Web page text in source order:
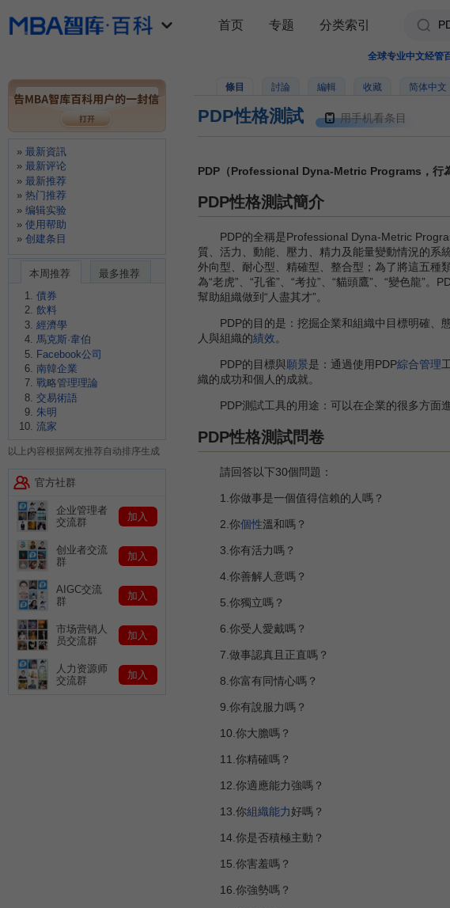
全球专业中文经管
條目 討論 編輯 收藏 简体中文
PDP性格測試 用手机看条目
PDP（Professional Dyna-Metric Programs，行
PDP性格測試簡介
PDP的全稱是Professional Dyna-Metric
質、活力、動能、壓力、精力及能量變動情況的系
外向型、耐心型、精確型、整合型；為了將這五種
為“老虎”、“孔雀”、“考拉”、“貓頭鷹”、“變色龍”。
幫助組織做到“人盡其才”。
PDP的目的是：挖掘企業和組織中目標明確、
人與組織的績效。
PDP的目標與願景是：通過使用PDP綜合管理
織的成功和個人的成就。
PDP測試工具的用途：可以在企業的很多方面
PDP性格測試問卷
請回答以下30個問題：
1.你做事是一個值得信賴的人嗎？
2.你個性溫和嗎？
3.你有活力嗎？
4.你善解人意嗎？
5.你獨立嗎？
6.你受人愛戴嗎？
7.做事認真且正直嗎？
8.你富有同情心嗎？
9.你有說服力嗎？
10.你大膽嗎？
11.你精確嗎？
12.你適應能力強嗎？
13.你組織能力好嗎？
14.你是否積極主動？
15.你害羞嗎？
16.你強勢嗎？
首页 专题 分类索引
最新資訊
最新评论
最新推荐
热门推荐
编辑实验
使用帮助
创建条目
本周推荐
最多推荐
債券
飲料
經濟學
馬克斯·韋伯
Facebook公司
南韓企業
戰略管理理論
交易術語
朱明
流家
以上内容根据网友推荐自动排序生成
官方社群
企业管理者
交流群
加入
创业者交流
群
加入
AIGC交流
群
加入
市场营销人
员交流群
加入
人力资源师
交流群
加入